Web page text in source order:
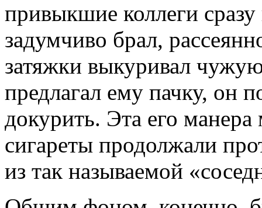
привыкшие коллеги
задумчиво брал,
затяжки выкуривал
предлагал ему пачку, он
докурить. Эта его
сигареты продолжали
из так называемой